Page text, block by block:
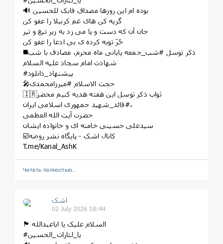
🔊 بوده ام این روزها مصداق فابک للحسین
گریه کن های غم کرببلا را عفو کن
جان آن که دست و پا می زد به زیر تیغ و تیر
حُرّ توبه کرده ی بی ادعا را عفو کن
◼️ذکر توسل #شب_جمعه پایانی ماه محرم، مصادف با شب
شهادت امام سجاد علیه السلام
#پیشنهاد_دانلود
🎤حجت الاسلام #میرزامحمدی
🇮🇷ثواب ذکر توسل این هفته هدیه کنیم محضر
#قائد_شهید جمهوری اسلامی ایران،
حضرت آیت الله العظمی
سیدعلی حسینی خامنه ای و خانواده ایشان
☑️کانال اشک - پایگاه نشر روضه
T.me/Kanal_AshK
Читать полностью…
اشک
02 July 2026 18:44
🏴 السلام علیک یا اباعبدالله
#یا_لثارات_الحسین